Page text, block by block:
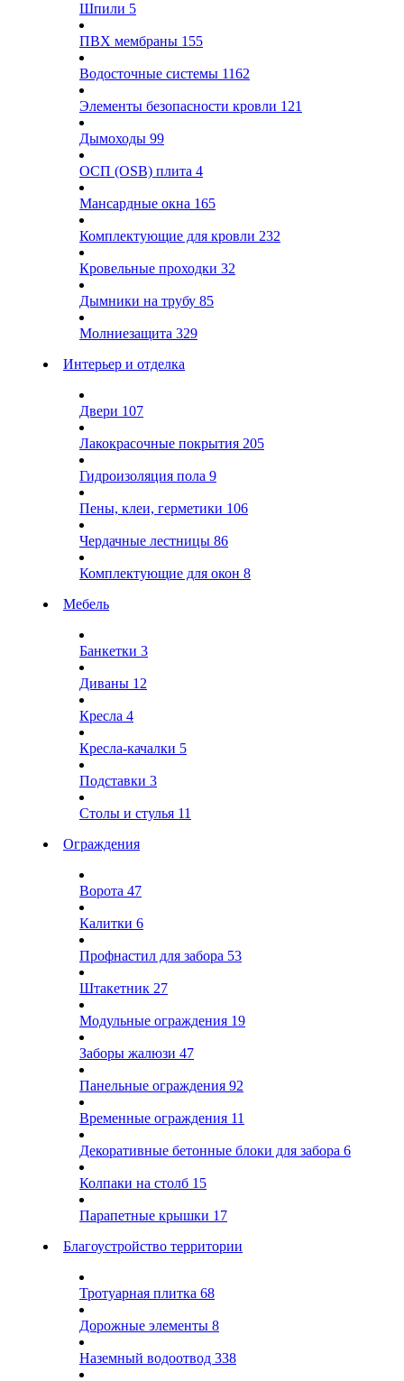
Шпили 5
ПВХ мембраны 155
Водосточные системы 1162
Элементы безопасности кровли 121
Дымоходы 99
ОСП (OSB) плита 4
Мансардные окна 165
Комплектующие для кровли 232
Кровельные проходки 32
Дымники на трубу 85
Молниезащита 329
Интерьер и отделка
Двери 107
Лакокрасочные покрытия 205
Гидроизоляция пола 9
Пены, клеи, герметики 106
Чердачные лестницы 86
Комплектующие для окон 8
Мебель
Банкетки 3
Диваны 12
Кресла 4
Кресла-качалки 5
Подставки 3
Столы и стулья 11
Ограждения
Ворота 47
Калитки 6
Профнастил для забора 53
Штакетник 27
Модульные ограждения 19
Заборы жалюзи 47
Панельные ограждения 92
Временные ограждения 11
Декоративные бетонные блоки для забора 6
Колпаки на столб 15
Парапетные крышки 17
Благоустройство территории
Тротуарная плитка 68
Дорожные элементы 8
Наземный водоотвод 338